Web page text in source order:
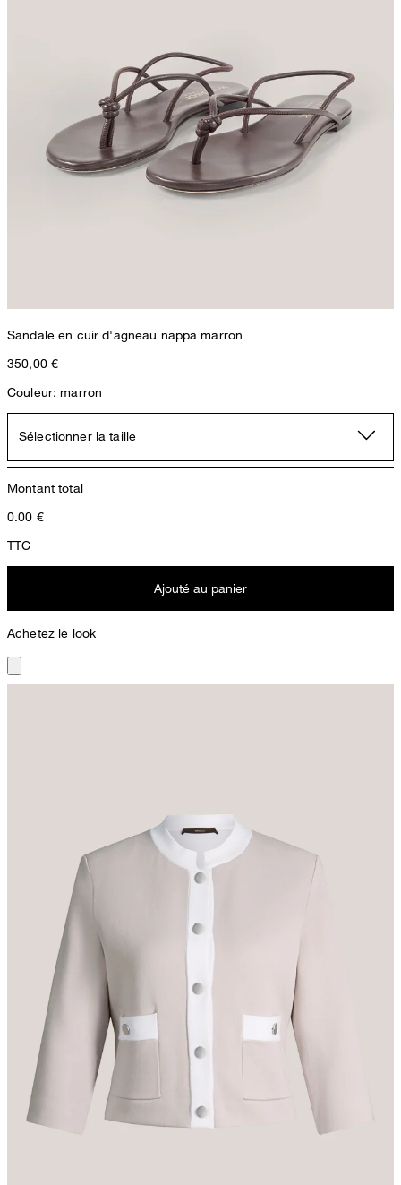
Sandale en cuir d'agneau nappa marron
350,00 €
Couleur: marron
Sélectionner la taille
Montant total
0.00 €
TTC
Ajouté au panier
Achetez le look